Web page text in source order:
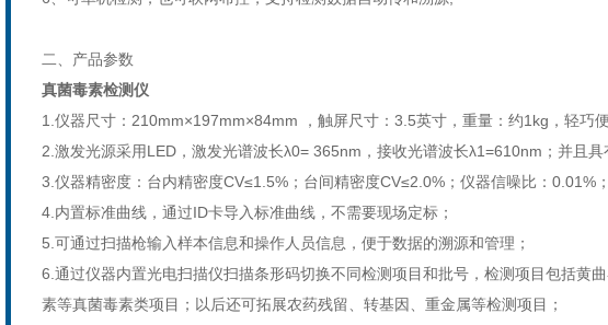
二、产品参数
真菌毒素检测仪
1.仪器尺寸：210mm×197mm×84mm ，触屏尺寸：3.5英寸，重量：约1kg，轻巧
2.激发光源采用LED，激发光谱波长λ0= 365nm，接收光谱波长λ1=610nm；并且
3.仪器精密度：台内精密度CV≤1.5%；台间精密度CV≤2.0%；仪器信噪比：0.01%
4.内置标准曲线，通过ID卡导入标准曲线，不需要现场定标；
5.可通过扫描枪输入样本信息和操作人员信息，便于数据的溯源和管理；
6.通过仪器内置光电扫描仪扫描条形码切换不同检测项目和批号，检测项目包括黄
素等真菌毒素类项目；以后还可拓展农药残留、转基因、重金属等检测项目；